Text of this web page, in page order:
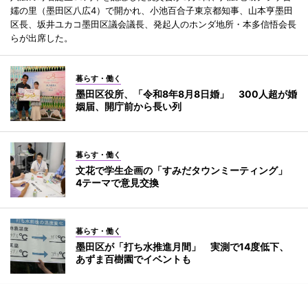
嬬の里（墨田区八広4）で開かれ、小池百合子東京都知事、山本亨墨田
区長、坂井ユカコ墨田区議会議長、発起人のホンダ地所・本多信悟会長
らが出席した。
暮らす・働く
墨田区役所、「令和8年8月8日婚」 300人超が婚
姻届、開庁前から長い列
暮らす・働く
文花で学生企画の「すみだタウンミーティング」
4テーマで意見交換
暮らす・働く
墨田区が「打ち水推進月間」 実測で14度低下、
あずま百樹園でイベントも